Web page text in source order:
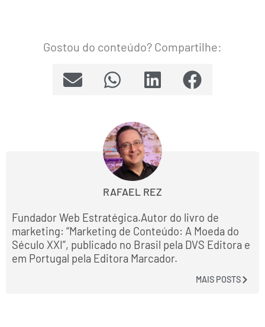
Gostou do conteúdo? Compartilhe:
RAFAEL REZ
Fundador Web Estratégica.Autor do livro de
marketing: “Marketing de Conteúdo: A Moeda do
Século XXI”, publicado no Brasil pela DVS Editora e
em Portugal pela Editora Marcador.
MAIS POSTS